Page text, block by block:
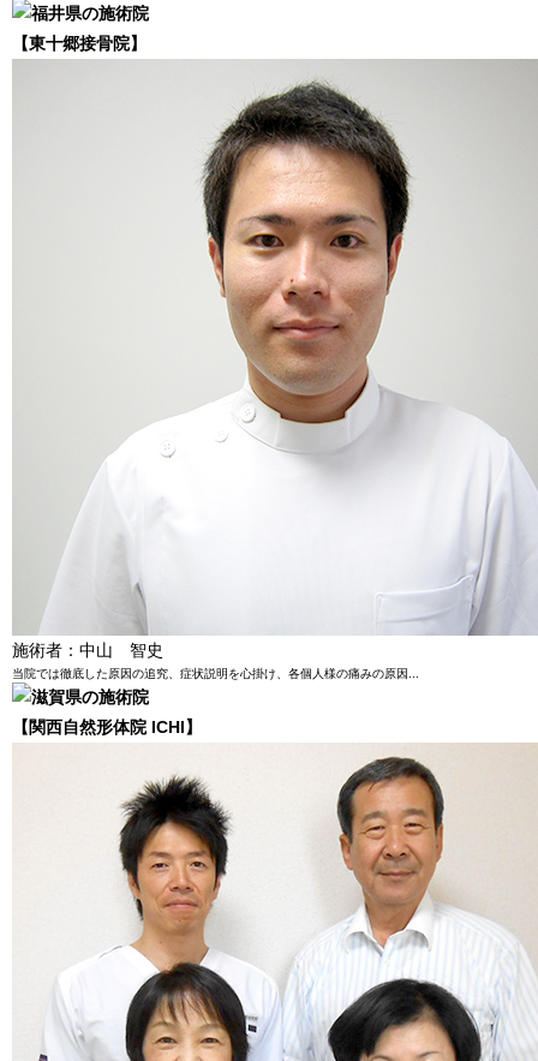
【東十郷接骨院】
施術者：中山 智史
当院では徹底した原因の追究、症状説明を心掛け、各個人様の痛みの原因...
【関西自然形体院 ICHI】